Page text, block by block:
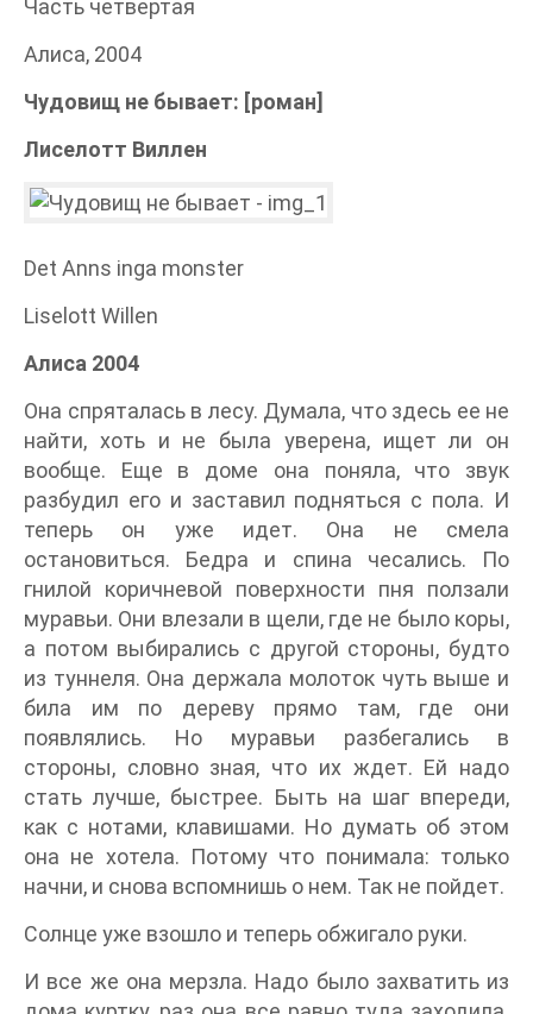
Часть четвертая
Алиса, 2004
Чудовищ не бывает: [роман]
Лиселотт Виллен
Det Anns inga monster
Liselott Willen
Алиса 2004
Она спряталась в лесу. Думала, что здесь ее не
найти, хоть и не была уверена, ищет ли он
вообще. Еще в доме она поняла, что звук
разбудил его и заставил подняться с пола. И
теперь он уже идет. Она не смела
остановиться. Бедра и спина чесались. По
гнилой коричневой поверхности пня ползали
муравьи. Они влезали в щели, где не было коры,
а потом выбирались с другой стороны, будто
из туннеля. Она держала молоток чуть выше и
била им по дереву прямо там, где они
появлялись. Но муравьи разбегались в
стороны, словно зная, что их ждет. Ей надо
стать лучше, быстрее. Быть на шаг впереди,
как с нотами, клавишами. Но думать об этом
она не хотела. Потому что понимала: только
начни, и снова вспомнишь о нем. Так не пойдет.
Солнце уже взошло и теперь обжигало руки.
И все же она мерзла. Надо было захватить из